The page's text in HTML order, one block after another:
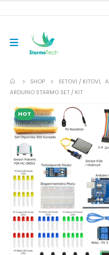
SHOP SETOVI / KITOVI,
ARDUINO STARMO SET / KIT
HOT